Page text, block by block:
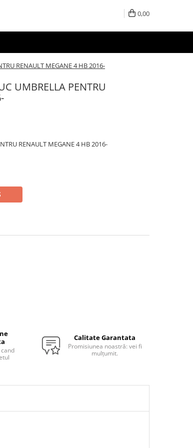
0,00
RENAULT MEGANE 4 HB 2016-
UMBRELLA PENTRU
RENAULT MEGANE 4 HB 2016-
Calitate Garantata
Promisiunea noastră: vei fi
mulțumit.